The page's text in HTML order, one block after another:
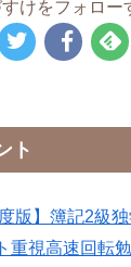
けをフォロー
ト
度版】簿記2級
重視高速回転